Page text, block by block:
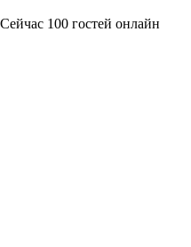
Сейчас 100 гостей онлайн